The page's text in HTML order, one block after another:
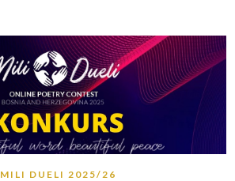
MILI DUELI 2025/26